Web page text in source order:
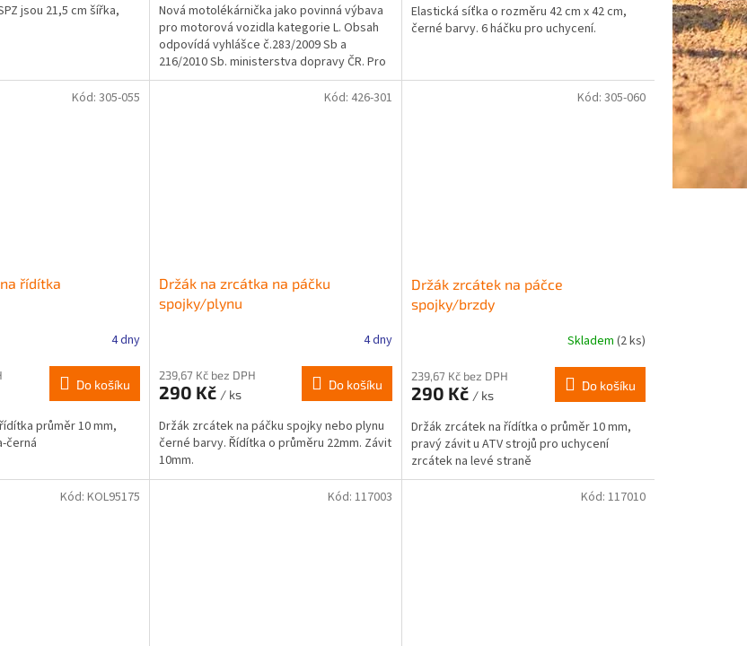
jsou 21,5 cm šířka,
Nová motolékárnička jako povinná výbava
pro motorová vozidla kategorie L. Obsah
odpovídá vyhlášce č.283/2009 Sb a
216/2010 Sb. ministerstva dopravy ČR. Pro
poskytnutí...
Elastická síťka o rozměru 42 cm x 42 cm,
černé barvy. 6 háčku pro uchycení.
řídítka
4 dny
Do košíku
průměr 10 mm,
černá
Kód: 305-055
Držák na zrcátka na páčku
spojky/plynu
produktu
je
z
5
hvězdiček.
4 dny
239,67 Kč bez DPH
290 Kč / ks
Do košíku
Držák zrcátek na páčku spojky nebo plynu
černé barvy. Řídítka o průměru 22mm. Závit
10mm.
Kód: 426-301
Držák zrcátek na páčce
spojky/brzdy
Skladem (2 ks)
239,67 Kč bez DPH
290 Kč / ks
Do košíku
Držák zrcátek na řídítka o průměr 10 mm,
pravý závit u ATV strojů pro uchycení
zrcátek na levé straně
Kód: 305-060
Kód: KOL95175 Kód: 117003 Kód: 117010